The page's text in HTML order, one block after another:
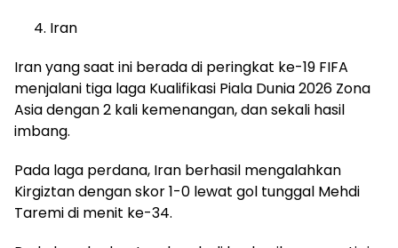
Iran
Iran yang saat ini berada di peringkat ke-19 FIFA
menjalani tiga laga Kualifikasi Piala Dunia 2026 Zona
Asia dengan 2 kali kemenangan, dan sekali hasil
imbang.
Pada laga perdana, Iran berhasil mengalahkan
Kirgiztan dengan skor 1-0 lewat gol tunggal Mehdi
Taremi di menit ke-34.